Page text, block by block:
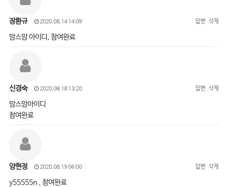
장환규 2020.08.14 14:09 답변 삭제
맘스맘 아이디, 참여완료
신경숙 2020.08.18 13:20 답변 삭제
맘스맘아이디
참여완료
양현정 2020.08.19 06:00 답변 삭제
y55555n , 참여완료